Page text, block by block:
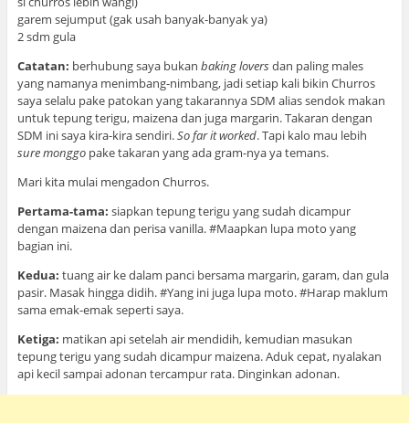
garem sejumput (gak usah banyak-banyak ya)
2 sdm gula
Catatan: berhubung saya bukan baking loversdan paling males
yang namanya menimbang-nimbang, jadi setiap kali bikin Churros
saya selalu pake patokan yang takarannya SDM alias sendok makan
untuk tepung terigu, maizena dan juga margarin. Takaran dengan
SDM ini saya kira-kira sendiri.So far it worked. Tapi kalo mau lebih
sure monggopake takaran yang ada gram-nya ya temans.
Mari kita mulai mengadon Churros.
Pertama-tama: siapkan tepung terigu yang sudah dicampur
dengan maizena dan perisa vanilla. #Maapkan lupa moto yang
bagian ini.
Kedua: tuang air ke dalam panci bersama margarin, garam, dan gula
pasir. Masak hingga didih. #Yang ini juga lupa moto. #Harap maklum
sama emak-emak seperti saya.
Ketiga: matikan api setelah air mendidih, kemudian masukan
tepung terigu yang sudah dicampur maizena. Aduk cepat, nyalakan
api kecil sampai adonan tercampur rata. Dinginkan adonan.